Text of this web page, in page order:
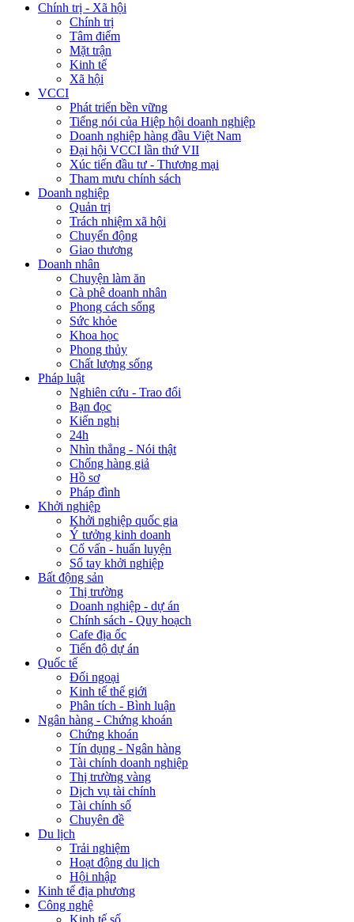
Chính trị - Xã hội
Chính trị
Tâm điểm
Mặt trận
Kinh tế
Xã hội
VCCI
Phát triển bền vững
Tiếng nói của Hiệp hội doanh nghiệp
Doanh nghiệp hàng đầu Việt Nam
Đại hội VCCI lần thứ VII
Xúc tiến đầu tư - Thương mại
Tham mưu chính sách
Doanh nghiệp
Quản trị
Trách nhiệm xã hội
Chuyển động
Giao thương
Doanh nhân
Chuyện làm ăn
Cà phê doanh nhân
Phong cách sống
Sức khỏe
Khoa học
Phong thủy
Chất lượng sống
Pháp luật
Nghiên cứu - Trao đổi
Bạn đọc
Kiến nghị
24h
Nhìn thẳng - Nói thật
Chống hàng giả
Hồ sơ
Pháp đình
Khởi nghiệp
Khởi nghiệp quốc gia
Ý tưởng kinh doanh
Cố vấn - huấn luyện
Sổ tay khởi nghiệp
Bất động sản
Thị trường
Doanh nghiệp - dự án
Chính sách - Quy hoạch
Cafe địa ốc
Tiến độ dự án
Quốc tế
Đối ngoại
Kinh tế thế giới
Phân tích - Bình luận
Ngân hàng - Chứng khoán
Chứng khoán
Tín dụng - Ngân hàng
Tài chính doanh nghiệp
Thị trường vàng
Dịch vụ tài chính
Tài chính số
Chuyên đề
Du lịch
Trải nghiệm
Hoạt động du lịch
Hội nhập
Kinh tế địa phương
Công nghệ
Kinh tế số